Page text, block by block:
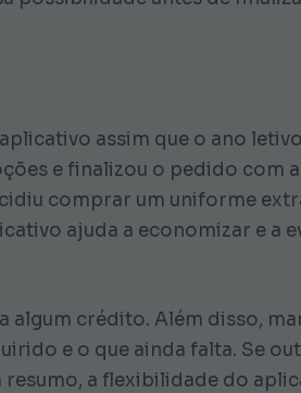
assim que o ano
e finalizou o pedido com
comprar um uniforme
ajuda a economizar e a
algum crédito. Além disso,
e o que ainda falta. Se
a flexibilidade do